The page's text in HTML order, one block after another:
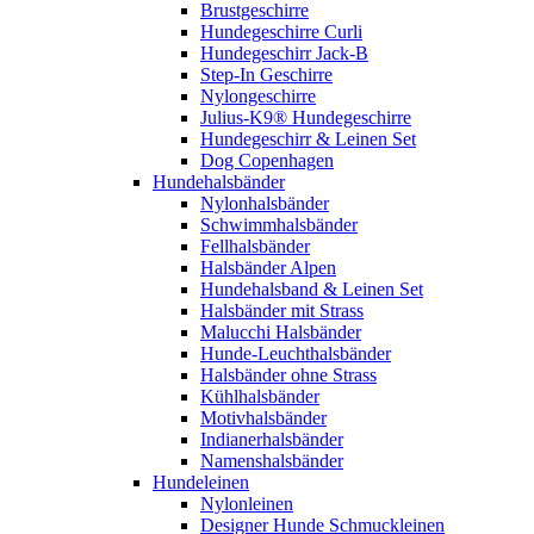
Brustgeschirre
Hundegeschirre Curli
Hundegeschirr Jack-B
Step-In Geschirre
Nylongeschirre
Julius-K9® Hundegeschirre
Hundegeschirr & Leinen Set
Dog Copenhagen
Hundehalsbänder
Nylonhalsbänder
Schwimmhalsbänder
Fellhalsbänder
Halsbänder Alpen
Hundehalsband & Leinen Set
Halsbänder mit Strass
Malucchi Halsbänder
Hunde-Leuchthalsbänder
Halsbänder ohne Strass
Kühlhalsbänder
Motivhalsbänder
Indianerhalsbänder
Namenshalsbänder
Hundeleinen
Nylonleinen
Designer Hunde Schmuckleinen